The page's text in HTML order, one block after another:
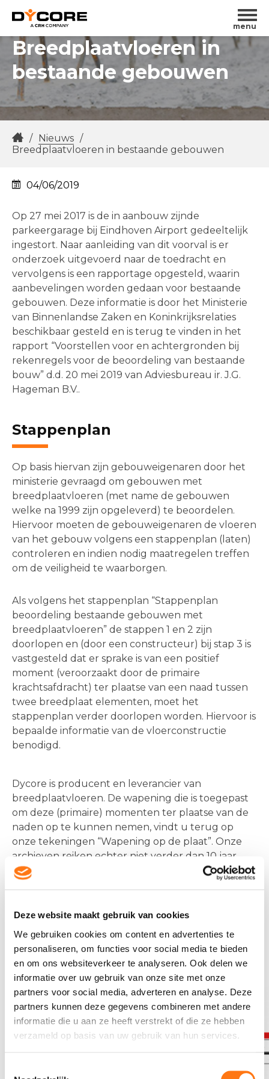
Deze website maakt gebruik van cookies
We gebruiken cookies om content en advertenties te
personaliseren, om functies voor social media te bieden
en om ons websiteverkeer te analyseren. Ook delen we
informatie over uw gebruik van onze site met onze
partners voor social media, adverteren en analyse. Deze
partners kunnen deze gegevens combineren met andere
informatie die u aan ze heeft verstrekt of die ze hebben
verzameld op basis van uw gebruik van hun services.
menu
Breedplaatvloeren in
bestaande gebouwen
/ Nieuws /
Breedplaatvloeren in bestaande gebouwen
04/06/2019
Op 27 mei 2017 is de in aanbouw zijnde
parkeergarage bij Eindhoven Airport gedeeltelijk
ingestort. Naar aanleiding van dit voorval is er
onderzoek uitgevoerd naar de toedracht en
vervolgens is een rapportage opgesteld, waarin
aanbevelingen worden gedaan voor bestaande
gebouwen. Deze informatie is door het Ministerie
van Binnenlandse Zaken en Koninkrijksrelaties
beschikbaar gesteld en is terug te vinden in het
rapport “Voorstellen voor en achtergronden bij
rekenregels voor de beoordeling van bestaande
bouw” d.d. 20 mei 2019 van Adviesbureau ir. J.G.
Hageman B.V..
Stappenplan
Op basis hiervan zijn gebouweigenaren door het
ministerie gevraagd om gebouwen met
breedplaatvloeren (met name de gebouwen
welke na 1999 zijn opgeleverd) te beoordelen.
Hiervoor moeten de gebouweigenaren de vloeren
van het gebouw volgens een stappenplan (laten)
controleren en indien nodig maatregelen treffen
om de veiligheid te waarborgen.
Als volgens het stappenplan “Stappenplan
beoordeling bestaande gebouwen met
breedplaatvloeren” de stappen 1 en 2 zijn
doorlopen en (door een constructeur) bij stap 3 is
vastgesteld dat er sprake is van een positief
moment (veroorzaakt door de primaire
krachtsafdracht) ter plaatse van een naad tussen
twee breedplaat elementen, moet het
stappenplan verder doorlopen worden. Hiervoor is
bepaalde informatie van de vloerconstructie
benodigd.
Dycore is producent en leverancier van
breedplaatvloeren. De wapening die is toegepast
om deze (primaire) momenten ter plaatse van de
naden op te kunnen nemen, vindt u terug op
onze tekeningen “Wapening op de plaat”. Onze
archieven reiken echter niet verder dan 10 jaar
terug. Wanneer u zelf niet in het bezit bent van
tekeningen en berekeningen, raden wij u aan om
en/of de aannemer van uw gebouw te benaderen.
De vloeren van Dycore hebben in basis de
volgende opbouw: